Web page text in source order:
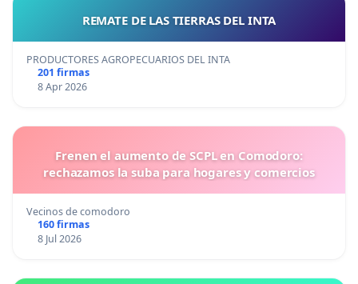
REMATE DE LAS TIERRAS DEL INTA
PRODUCTORES AGROPECUARIOS DEL INTA
201 firmas
8 Apr 2026
Frenen el aumento de SCPL en Comodoro:
rechazamos la suba para hogares y comercios
Vecinos de comodoro
160 firmas
8 Jul 2026